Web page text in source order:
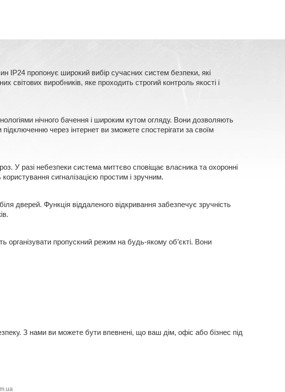
пропонує широкий вибір сучасних систем безпеки, які
виробників, яке проходить строгий контроль якості і
нічного бачення і широким кутом огляду. Вони дозволяють
через інтернет ви зможете спостерігати за своїм
У разі небезпеки система миттєво сповіщає власника та охоронні
сигналізацією простим і зручним.
дверей. Функція віддаленого відкривання забезпечує зручність
організувати пропускний режим на будь-якому об’єкті. Вони
З нами ви можете бути впевнені, що ваш дім, офіс або бізнес під